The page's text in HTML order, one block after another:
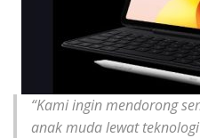
“Kami ingin mendorong
anak muda lewat